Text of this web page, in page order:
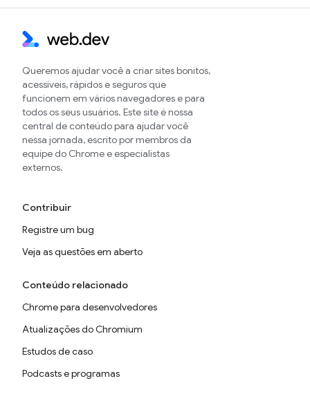
Queremos ajudar você a criar sites bonitos,
acessíveis, rápidos e seguros que
funcionem em vários navegadores e para
todos os seus usuários. Este site é nossa
central de conteúdo para ajudar você
nessa jornada, escrito por membros da
equipe do Chrome e especialistas
externos.
Contribuir
Registre um bug
Veja as questões em aberto
Conteúdo relacionado
Chrome para desenvolvedores
Atualizações do Chromium
Estudos de caso
Podcasts e programas